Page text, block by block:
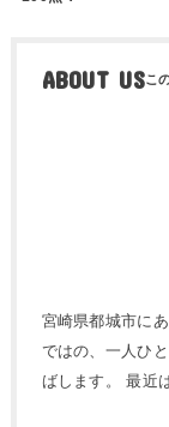
ABOUT US
宮崎県都城市に
ではの、一人ひ
ばします。 最近